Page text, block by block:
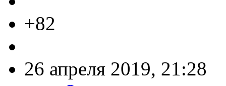
+82
26 апреля 2019, 21:28